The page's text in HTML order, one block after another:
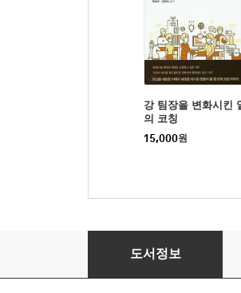
강 팀장을 변화시킨
의 코칭
15,000원
삶을 변화시키는 질문의 기
도서정보